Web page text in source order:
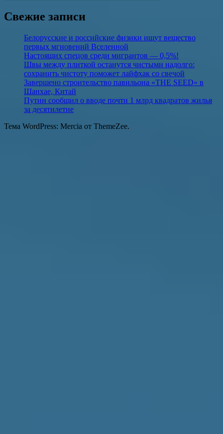
Поиск
Свежие записи
Белорусские и российские физики ищут вещество
первых мгновений Вселенной
Настоящих спецов среди мигрантов — 0,5%!
Швы между плиткой останутся чистыми надолго:
сохранить чистоту поможет лайфхак со свечой
Завершено строительство павильона «THE SEED» в
Шанхае, Китай
Путин сообщил о вводе почти 1 млрд квадратов жилья
за десятилетие
Тема WordPress: Mercia от ThemeZee.